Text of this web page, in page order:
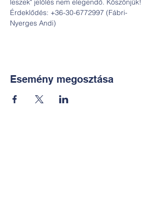
leszek" jelölés nem elegendő. Köszönjük!
Érdeklődés: +36-30-6772997 (Fábri-
Nyerges Andi)
Esemény megosztása